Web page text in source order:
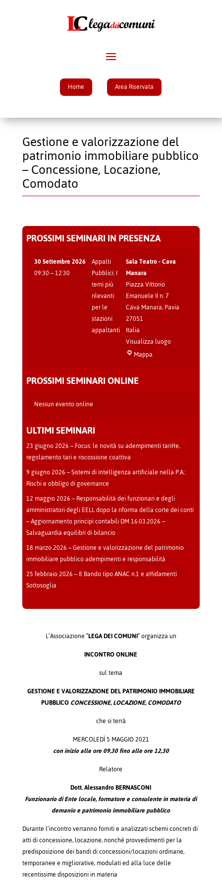
Home Area Riservata
Gestione e valorizzazione del
patrimonio immobiliare pubblico
– Concessione, Locazione,
Comodato
PROSSIMI SEMINARI IN PRESENZA
30 Settembre 2026
09:30–12:30
Appalti
Pubblici: I
temi più
rilevanti
per le
stazioni
appaltanti
Sala Teatro - Cava
Manara
Piazza Vittorio
Emanuele II n. 7
Cava Manara,Pavia
27051
Italia
Visualizza luogo
Mappa
PROSSIMI SEMINARI ONLINE
Nessun evento online
ULTIMI SEMINARI
23 giugno 2026 – Focus: le novità su adempimenti tariffe,
regolamento tari e riscossione coattiva
9 giugno 2026 – Sistemi di intelligenza artificiale nella P.A.:
Rischi e obbligo di governance
12 maggio 2026 – Responsabilità dei funzionari e degli
amministratori degli EELL dopo la riforma della corte dei conti
– Aggiornamento principi contabili DM 16.03.2026 –
Salvaguardia equilibri di bilancio
18 marzo 2026 – Gestione e valorizzazione del patrimonio
immobiliare pubblico adempimenti e responsabilità
25 febbraio 2026 – Il Bando tipo ANAC n.1 e affidamenti
Sottosoglia
L’Associazione “LEGA DEI COMUNI” organizza un
INCONTRO ONLINE
sul tema
GESTIONE E VALORIZZAZIONEDEL PATRIMONIO IMMOBILIARE
PUBBLICOCONCESSIONE, LOCAZIONE, COMODATO
che si terrà
MERCOLEDÌ 5 MAGGIO 2021
con inizio alle ore 09,30 fino alle ore 12,30
Relatore
Dott. Alessandro BERNASCONI
Funzionario di Ente locale, formatore e consulentein materia di
demanio e patrimonio immobiliare pubblico
Durante l’incontro verranno forniti e analizzati schemi concreti di
atti di concessione, locazione, nonché provvedimenti per la
predisposizione dei bandi di concessioni/locazioni ordinarie,
temporanee e migliorative, modulati ed alla luce delle
recentissime disposizioni in materia